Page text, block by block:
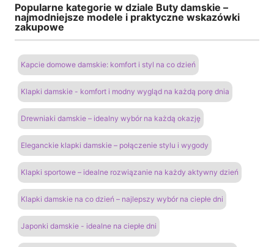
Popularne kategorie w dziale Buty damskie –
najmodniejsze modele i praktyczne wskazówki
zakupowe
Kapcie domowe damskie: komfort i styl na co dzień
Klapki damskie - komfort i modny wygląd na każdą porę dnia
Drewniaki damskie – idealny wybór na każdą okazję
Eleganckie klapki damskie – połączenie stylu i wygody
Klapki sportowe – idealne rozwiązanie na każdy aktywny dzień
Klapki damskie na co dzień – najlepszy wybór na ciepłe dni
Japonki damskie - idealne na ciepłe dni